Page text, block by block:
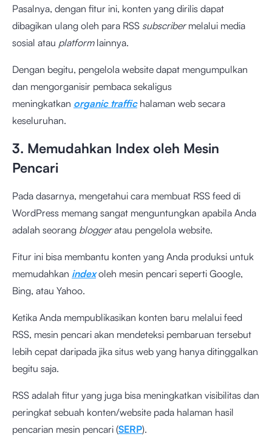
Pasalnya, dengan fitur ini, konten yang dirilis dapat
dibagikan ulang oleh para RSS subscriber melalui media
sosial atau platform lainnya.
Dengan begitu, pengelola website dapat mengumpulkan
dan mengorganisir pembaca sekaligus
meningkatkan organic traffic halaman web secara
keseluruhan.
3. Memudahkan Index oleh Mesin
Pencari
Pada dasarnya, mengetahui cara membuat RSS feed di
WordPress memang sangat menguntungkan apabila Anda
adalah seorang bloggeratau pengelola website.
Fitur ini bisa membantu konten yang Anda produksi untuk
memudahkan indexoleh mesin pencari seperti Google,
Bing, atau Yahoo.
Ketika Anda mempublikasikan konten baru melalui feed
RSS, mesin pencari akan mendeteksi pembaruan tersebut
lebih cepat daripada jika situs web yang hanya ditinggalkan
begitu saja.
RSS adalah fitur yang juga bisa meningkatkan visibilitas dan
peringkat sebuah konten/website pada halaman hasil
pencarian mesin pencari (SERP).